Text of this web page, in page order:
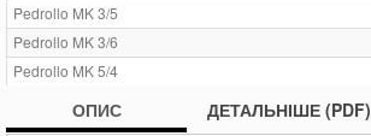
Pedrollo MK 3/5
Pedrollo MK 3/6
Pedrollo MK 5/4
Pedrollo MK 5/7
ОПИС ДЕТАЛЬНІШЕ (PDF)